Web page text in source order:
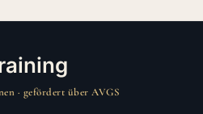
· gefördert über AVGS